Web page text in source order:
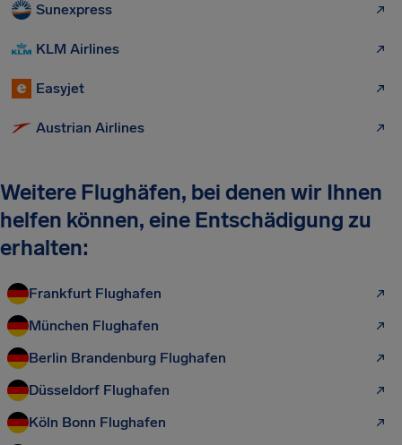
Sunexpress
KLM Airlines
Easyjet
Austrian Airlines
Weitere Flughäfen, bei denen wir Ihnen
helfen können, eine Entschädigung zu
erhalten:
Frankfurt Flughafen
München Flughafen
Berlin Brandenburg Flughafen
Düsseldorf Flughafen
Köln Bonn Flughafen